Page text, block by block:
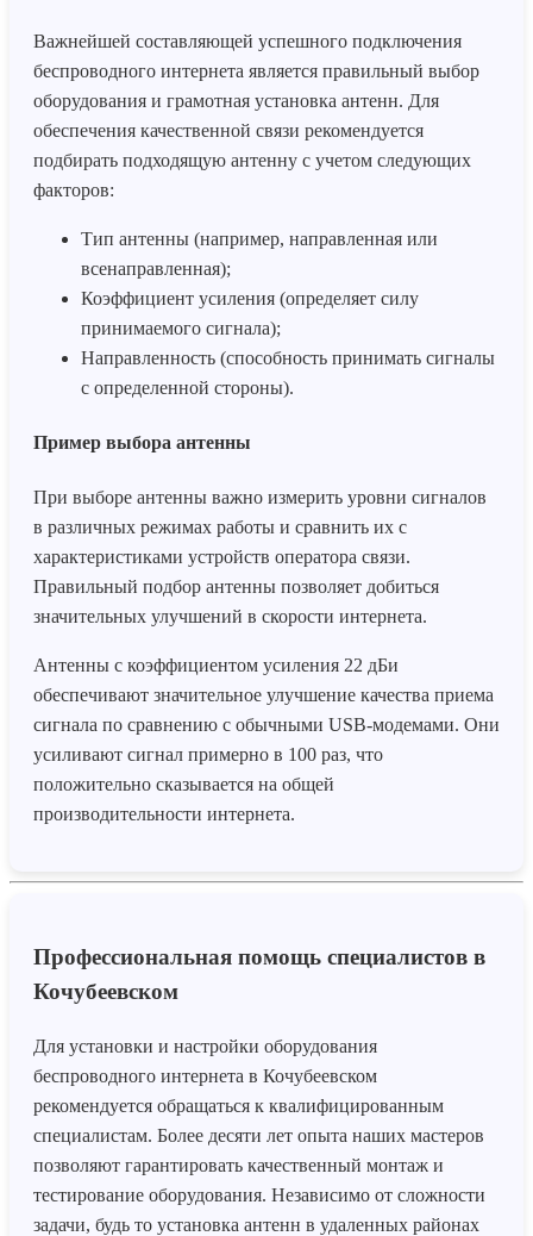
Важнейшей составляющей успешного подключения
беспроводного интернета является правильный выбор
оборудования и грамотная установка антенн. Для
обеспечения качественной связи рекомендуется
подбирать подходящую антенну с учетом следующих
факторов:
Тип антенны (например, направленная или
всенаправленная);
Коэффициент усиления (определяет силу
принимаемого сигнала);
Направленность (способность принимать сигналы
с определенной стороны).
Пример выбора антенны
При выборе антенны важно измерить уровни сигналов
в различных режимах работы и сравнить их с
характеристиками устройств оператора связи.
Правильный подбор антенны позволяет добиться
значительных улучшений в скорости интернета.
Антенны с коэффициентом усиления 22 дБи
обеспечивают значительное улучшение качества приема
сигнала по сравнению с обычными USB-модемами. Они
усиливают сигнал примерно в 100 раз, что
положительно сказывается на общей
производительности интернета.
Профессиональная помощь специалистов в
Кочубеевском
Для установки и настройки оборудования
беспроводного интернета в Кочубеевском
рекомендуется обращаться к квалифицированным
специалистам. Более десяти лет опыта наших мастеров
позволяют гарантировать качественный монтаж и
тестирование оборудования. Независимо от сложности
задачи, будь то установка антенн в удаленных районах